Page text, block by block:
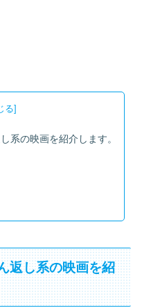
系の映画を紹介します。
返し系の映画を紹